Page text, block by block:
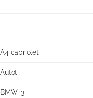
A4 cabriolet
Autot
BMW i3